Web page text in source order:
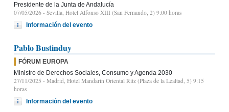
Presidente de la Junta de Andalucía
07/05/2026 - Sevilla, Hotel Alfonso XIII (San Fernando, 2) 9:00 horas
Información del evento
Pablo Bustinduy
FÓRUM EUROPA
Ministro de Derechos Sociales, Consumo y Agenda 2030
27/11/2025 - Madrid, Hotel Mandarin Oriental Ritz (Plaza de la Lealtad, 5) 9:15
horas
Información del evento